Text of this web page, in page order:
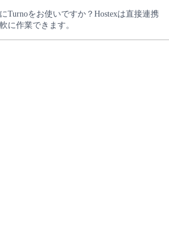
Turnoをお使いですか？Hostexは直接連携
に作業できます。